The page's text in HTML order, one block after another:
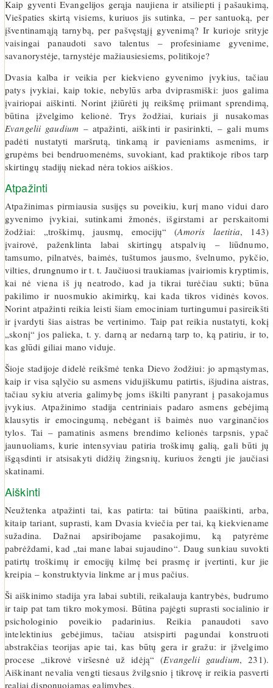
Kaip gyventi Evangelijos gerąja naujiena ir atsiliepti į pašaukimą,
Viešpaties skirtą visiems, kuriuos jis sutinka, – per santuoką, per
įšventinamąją tarnybą, per pašvęstąjį gyvenimą? Ir kurioje srityje
vaisingai panaudoti savo talentus – profesiniame gyvenime,
savanorystėje, tarnystėje mažiausiesiems, politikoje?
Dvasia kalba ir veikia per kiekvieno gyvenimo įvykius, tačiau
patys įvykiai, kaip tokie, nebylūs arba dviprasmiški: juos galima
įvairiopai aiškinti. Norint įžiūrėti jų reikšmę priimant sprendimą,
būtina įžvelgimo kelionė. Trys žodžiai, kuriais ji nusakomas
Evangelii gaudium – atpažinti, aiškinti ir pasirinkti, – gali mums
padėti nustatyti maršrutą, tinkamą ir pavieniams asmenims, ir
grupėms bei bendruomenėms, suvokiant, kad praktikoje ribos tarp
skirtingų stadijų niekad nėra tokios aiškios.
Atpažinti
Atpažinimas pirmiausia susijęs su poveikiu, kurį mano vidui daro
gyvenimo įvykiai, sutinkami žmonės, išgirstami ar perskaitomi
žodžiai: „troškimų, jausmų, emocijų“ (Amoris laetitia, 143)
įvairovė, paženklinta labai skirtingų atspalvių – liūdnumo,
tamsumo, pilnatvės, baimės, tuštumos jausmo, švelnumo, pykčio,
vilties, drungnumo ir t. t. Jaučiuosi traukiamas įvairiomis kryptimis,
kai nė viena iš jų neatrodo, kad ja tikrai turėčiau sukti; būna
pakilimo ir nuosmukio akimirkų, kai kada tikros vidinės kovos.
Norint atpažinti reikia leisti šiam emociniam turtingumui pasireikšti
ir įvardyti šias aistras be vertinimo. Taip pat reikia nustatyti, kokį
„skonį“ jos palieka, t. y. darną ar nedarną tarp to, ką patiriu, ir to,
kas glūdi giliai mano viduje.
Šioje stadijoje didelė reikšmė tenka Dievo žodžiui: jo apmąstymas,
kaip ir visa sąlyčio su asmens vidujiškumu patirtis, išjudina aistras,
tačiau sykiu atveria galimybę joms iškilti panyrant į pasakojamus
įvykius. Atpažinimo stadija centriniais padaro asmens gebėjimą
klausytis ir emocingumą, nebėgant iš baimės nuo varginančios
tylos. Tai – pamatinis asmens brendimo kelionės tarpsnis, ypač
jaunuoliams, kurie intensyviau patiria troškimų galią, gali būti jų
išgąsdinti ir atsisakyti didžių žingsnių, kuriuos žengti jie jaučiasi
skatinami.
Aiškinti
Neužtenka atpažinti tai, kas patirta: tai būtina paaiškinti, arba,
kitaip tariant, suprasti, kam Dvasia kviečia per tai, ką kiekviename
sužadina. Dažnai apsiribojame pasakojimu, ką patyrėme
pabrėždami, kad „tai mane labai sujaudino“. Daug sunkiau suvokti
patirtų troškimų ir emocijų kilmę bei prasmę ir įvertinti, kur jie
kreipia – konstruktyvia linkme ar į mus pačius.
Ši aiškinimo stadija yra labai subtili, reikalauja kantrybės, budrumo
ir taip pat tam tikro mokymosi. Būtina pajėgti suprasti socialinio ir
psichologinio poveikio padarinius. Reikia panaudoti savo
intelektinius gebėjimus, tačiau atsispirti pagundai konstruoti
abstrakčias teorijas apie tai, kas būtų gera ir gražu: ir įžvelgimo
procese „tikrovė viršesnė už idėją“ (Evangelii gaudium, 231).
Aiškinant nevalia vengti tiesaus žvilgsnio į tikrovę ir reikia pasverti
realiai disponuojamas galimybes.